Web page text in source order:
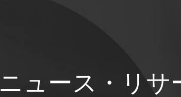
ニュース・リサ